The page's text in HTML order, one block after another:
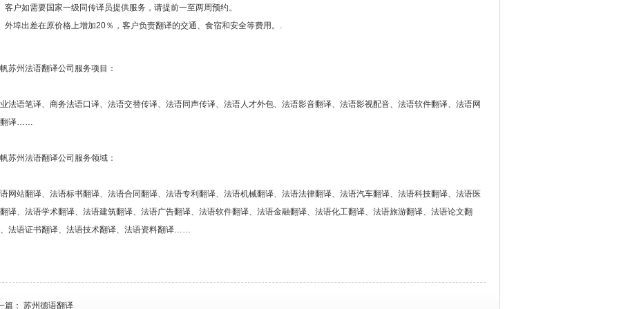
客户如需要国家一级同传译员提供服务，请提前一至两周预约。
外埠出差在原价格上增加20％，客户负责翻译的交通、食宿和安全等费用。.
苏州法语翻译公司服务项目：
法语笔译、商务法语口译、法语交替传译、法语同声传译、法语人才外包、法语影音翻译、法语影视配音、法语软件翻译、法语网
翻译……
苏州法语翻译公司服务领域：
网站翻译、法语标书翻译、法语合同翻译、法语专利翻译、法语机械翻译、法语法律翻译、法语汽车翻译、法语科技翻译、法语医
译、法语学术翻译、法语建筑翻译、法语广告翻译、法语软件翻译、法语金融翻译、法语化工翻译、法语旅游翻译、法语论文翻
法语证书翻译、法语技术翻译、法语资料翻译……
篇： 苏州德语翻译